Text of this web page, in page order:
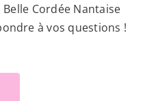
Cordée Nantaise
à vos questions !